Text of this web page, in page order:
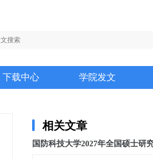
下载中心 学院发文
相关文章
国防科技大学2027年全国硕士研